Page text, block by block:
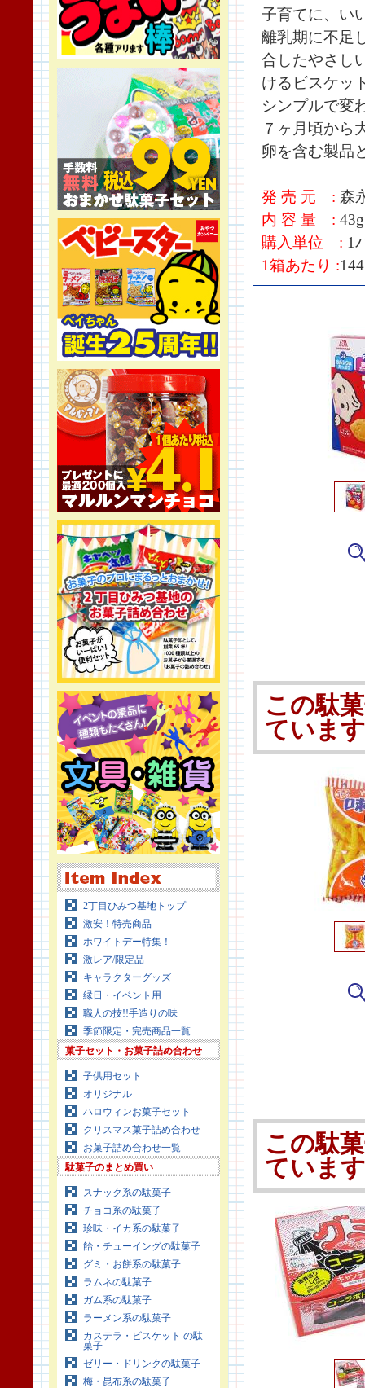
2丁目ひみつ基地トップ
激安！特売商品
ホワイトデー特集！
激レア/限定品
キャラクターグッズ
縁日・イベント用
職人の技!!手造りの味
季節限定・完売商品一覧
菓子セット・お菓子詰め合わせ
子供用セット
オリジナル
ハロウィンお菓子セット
クリスマス菓子詰め合わせ
お菓子詰め合わせ一覧
駄菓子のまとめ買い
スナック系の駄菓子
チョコ系の駄菓子
珍味・イカ系の駄菓子
飴・チューイングの駄菓子
グミ・お餅系の駄菓子
ラムネの駄菓子
ガム系の駄菓子
ラーメン系の駄菓子
カステラ・ビスケット の駄
菓子
ゼリー・ドリンクの駄菓子
梅・昆布系の駄菓子
子育てに、い
離乳期に不足
合したやさし
けるビスケッ
シンプルで変
７ヶ月頃から
卵を含む製品
発 売 元 : 森
内 容 量 :
購入単位 : 1
1箱あたり :
この駄
ていま
この駄
ていま